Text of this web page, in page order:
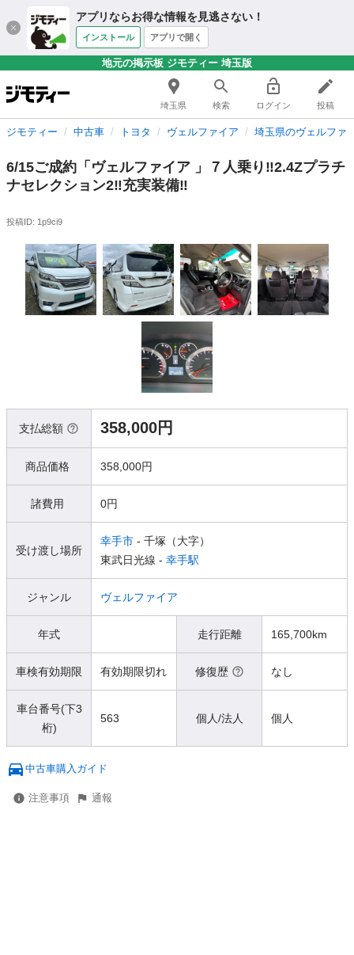
アプリならお得な情報を見逃さない！
インストール アプリで開く
地元の掲示板 ジモティー 埼玉版
埼玉県 検索 ログイン 投稿
ジモティー 中古車 トヨタ ヴェルファイア 埼玉県のヴェルファ
6/15ご成約「ヴェルファイア 」７人乗り‼︎2.4Zプラチ
ナセレクション2‼︎充実装備‼︎
投稿ID: 1p9ci9
支払総額 358,000円
商品価格 358,000円
諸費用 0円
受け渡し場所
幸手市 - 千塚（大字）
東武日光線 - 幸手駅
ジャンル ヴェルファイア
年式 走行距離 165,700km
車検有効期限 有効期限切れ 修復歴 なし
車台番号(下3
桁)
563 個人/法人 個人
中古車購入ガイド
注意事項 通報